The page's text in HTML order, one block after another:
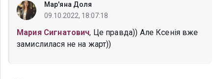
Мар'яна Доля
09.10.2022, 18:07:18
Мария Сигнатович, Це правда)) Але Ксенія вже
замислилася не на жарт))